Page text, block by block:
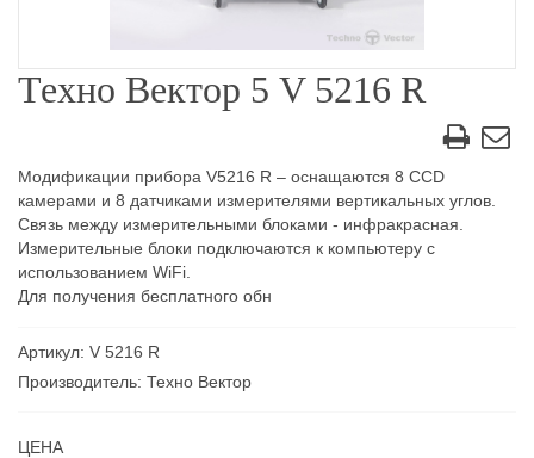
Техно Вектор 5 V 5216 R
Модификации прибора V5216 R – оснащаются 8 CCD
камерами и 8 датчиками измерителями вертикальных углов.
Связь между измерительными блоками - инфракрасная.
Измерительные блоки подключаются к компьютеру с
использованием WiFi.
Для получения бесплатного обн
Артикул: V 5216 R
Производитель: Техно Вектор
ЦЕНА